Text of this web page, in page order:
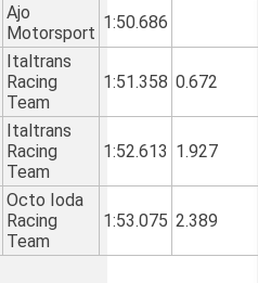
Ajo
Motorsport
1:50.686
Italtrans
Racing
Team
1:51.358 0.672
Italtrans
Racing
Team
1:52.613 1.927
Octo Ioda
Racing
Team
1:53.075 2.389